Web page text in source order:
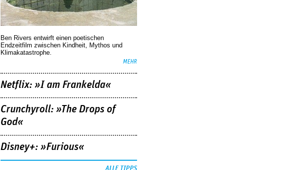
Ben Rivers entwirft einen poetischen
Endzeitfilm zwischen Kindheit, Mythos und
Klimakatastrophe.
MEHR
Netflix: »I am Frankelda«
Crunchyroll: »The Drops of
God«
Disney+: »Furious«
ALLE TIPPS